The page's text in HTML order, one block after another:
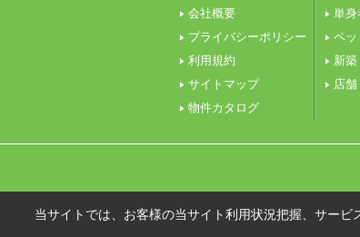
会社概要
プライバシーポリシー
利用規約
サイトマップ
物件カタログ
単身
ペッ
新
店
当サイトでは、お客様の当サイト利用状況把握、サー